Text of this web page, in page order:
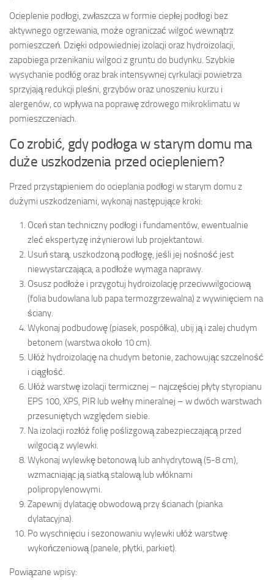
Ocieplenie podłogi, zwłaszcza w formie ciepłej podłogi bez
aktywnego ogrzewania, może ograniczać wilgoć wewnątrz
pomieszczeń. Dzięki odpowiedniej izolacji oraz hydroizolacji,
zapobiega przenikaniu wilgoci z gruntu do budynku. Szybkie
wysychanie podłóg oraz brak intensywnej cyrkulacji powietrza
sprzyjają redukcji pleśni, grzybów oraz unoszeniu kurzu i
alergenów, co wpływa na poprawę zdrowego mikroklimatu w
pomieszczeniach.
Co zrobić, gdy podłoga w starym domu ma
duże uszkodzenia przed ociepleniem?
Przed przystąpieniem do ocieplania podłogi w starym domu z
dużymi uszkodzeniami, wykonaj następujące kroki:
Oceń stan techniczny podłogi i fundamentów, ewentualnie
zleć ekspertyzę inżynierowi lub projektantowi.
Usuń starą, uszkodzoną podłogę, jeśli jej nośność jest
niewystarczająca, a podłoże wymaga naprawy.
Osusz podłoże i przygotuj hydroizolację przeciwwilgociową
(folia budowlana lub papa termozgrzewalna) z wywinięciem na
ściany.
Wykonaj podbudowę (piasek, pospółka), ubij ją i zalej chudym
betonem (warstwa około 10 cm).
Ułóż hydroizolację na chudym betonie, zachowując szczelność
i ciągłość.
Ułóż warstwę izolacji termicznej – najczęściej płyty styropianu
EPS 100, XPS, PIR lub wełny mineralnej – w dwóch warstwach
przesuniętych względem siebie.
Na izolacji rozłóż folię poślizgową zabezpieczającą przed
wilgocią z wylewki.
Wykonaj wylewkę betonową lub anhydrytową (5-8 cm),
wzmacniając ją siatką stalową lub włóknami
polipropylenowymi.
Zapewnij dylatację obwodową przy ścianach (pianka
dylatacyjna).
Po wyschnięciu i sezonowaniu wylewki ułóż warstwę
wykończeniową (panele, płytki, parkiet).
Powiązane wpisy: